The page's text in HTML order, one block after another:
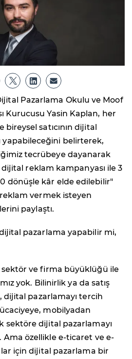
Pazarlama Okulu ve Moof
Kurucusu Yasin Kaplan, her
satıcının dijital
yapabileceğini belirterek,
tecrübeye dayanarak
reklam kampanyası ile 3
dönüşle kâr elde edilebilir"
vermek isteyen
paylaştı.
pazarlama yapabilir mi,
ve firma büyüklüğü ile
yok. Bilinirlik ya da satış
dijital pazarlamayı tercih
mobilyadan
sektöre dijital pazarlamayı
özellikle e-ticaret ve e-
için dijital pazarlama bir